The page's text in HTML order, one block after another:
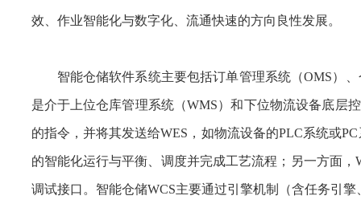
效、作业智能化与数字化、流通快速的方向良性发展。
智能仓储软件系统主要包括订单管理系统（OMS）
是介于上位仓库管理系统（WMS）和下位物流设备底层
的指令，并将其发送给WES，如物流设备的PLC系统或
的智能化运行与平衡、调度并完成工艺流程；另一方面
调试接口。智能仓储WCS主要通过引擎机制（含任务引